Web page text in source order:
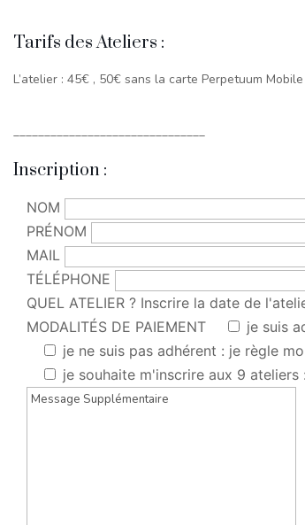
Tarifs des Ateliers :
L’atelier : 45€ , 50€ sans la carte Perpetuum Mobile
_______________________________
Inscription :
NOM
PRÉNOM
MAIL
TÉLÉPHONE
QUEL ATELIER ? Inscrire la date de
MODALITÉS DE PAIEMENT
je suis
je ne suis pas adhérent : je règle
je souhaite m'inscrire aux 9